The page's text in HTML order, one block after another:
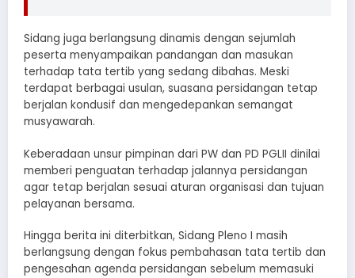
Sidang juga berlangsung dinamis dengan sejumlah
peserta menyampaikan pandangan dan masukan
terhadap tata tertib yang sedang dibahas. Meski
terdapat berbagai usulan, suasana persidangan tetap
berjalan kondusif dan mengedepankan semangat
musyawarah.
Keberadaan unsur pimpinan dari PW dan PD PGLII dinilai
memberi penguatan terhadap jalannya persidangan
agar tetap berjalan sesuai aturan organisasi dan tujuan
pelayanan bersama.
Hingga berita ini diterbitkan, Sidang Pleno I masih
berlangsung dengan fokus pembahasan tata tertib dan
pengesahan agenda persidangan sebelum memasuki